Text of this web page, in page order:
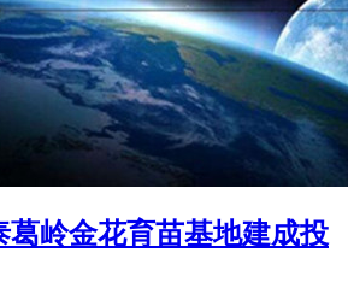
葛岭金花育苗基地建成投